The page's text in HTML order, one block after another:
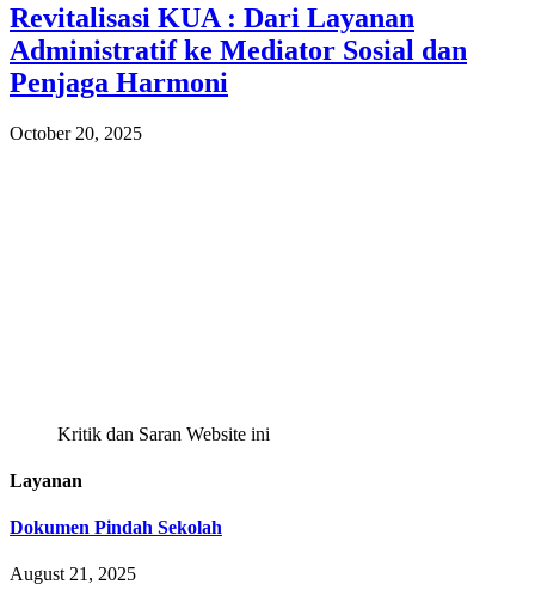
Revitalisasi KUA : Dari Layanan
Administratif ke Mediator Sosial dan
Penjaga Harmoni
October 20, 2025
Kritik dan Saran Website ini
Layanan
Dokumen Pindah Sekolah
August 21, 2025